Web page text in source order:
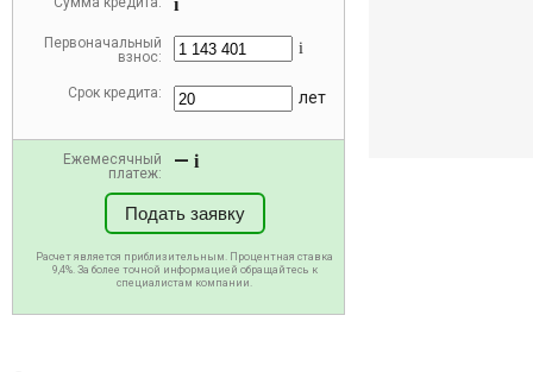
i
Первоначальный
взнос:
i
Срок кредита: лет
Ежемесячный
платеж:
— i
Подать заявку
Расчет является приблизительным. Процентная ставка
9,4%. За более точной информацией обращайтесь к
специалистам компании.